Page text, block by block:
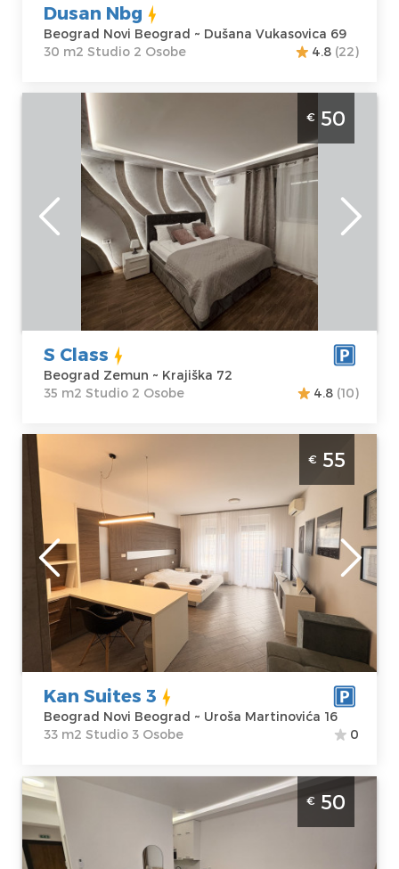
Dusan Nbg
Beograd Novi Beograd ~ Dušana Vukasovica 69
30 m2 Studio 2 Osobe
4.8 (22)
Studio Apartman S Class Beograd Zemun je
moderan apartman sa djakuzijem u
Zemunu
Beograd
Lokacija:
Beograd Zemun
Krajiška
Gosti:
Kvadratura :
m2
Struktura :
Studio
€ 50
S Class
Beograd Zemun ~ Krajiška 72
35 m2 Studio 2 Osobe
4.8 (10)
Studio Apartman Kan Suites 3 Beograd Novi
Beograd je moderno uredjen stan u A bloku
Beograd
Lokacija:
Beograd Novi
Beograd
Adresa:Uroša
Martinovića 16
Cena55 €
Gosti:3
Kvadratura :33
m2
Struktura :
Studio
€ 55
Kan Suites 3
Beograd Novi Beograd ~ Uroša Martinovića 16
33 m2 Studio 3 Osobe
0
Studio Apartman Slavija Corner 2 Beograd
Vračar. Smešten je na prvom spratu
stambene zgrade, površine je 31m2 i idealan
je za udoban boravak do 3 osobe.
€ 50